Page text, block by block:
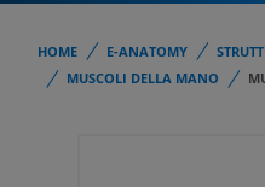
HOME E-ANATOMY
MUSCOLI DELLA MANO